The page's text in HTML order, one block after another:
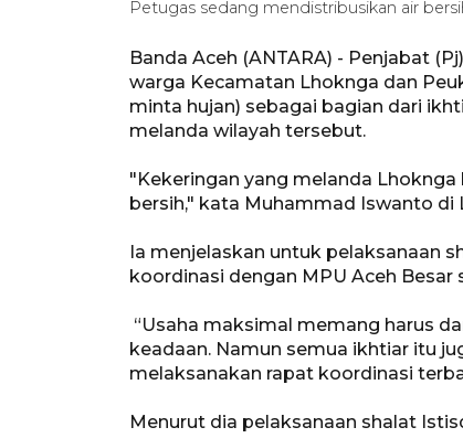
Petugas sedang mendistribusikan air
Banda Aceh (ANTARA) - Penjabat
warga Kecamatan Lhoknga dan
minta hujan) sebagai bagian dari
melanda wilayah tersebut.
"Kekeringan yang melanda
bersih," kata Muhammad Iswanto di
Ia menjelaskan untuk pelaksanaan
koordinasi dengan MPU Aceh
“Usaha maksimal memang harus
keadaan. Namun semua ikhtiar itu
melaksanakan rapat koordinasi
Menurut dia pelaksanaan shalat